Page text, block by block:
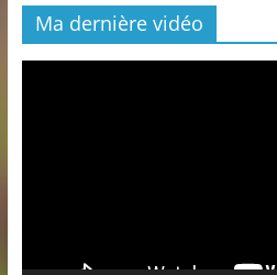
Ma dernière vidéo